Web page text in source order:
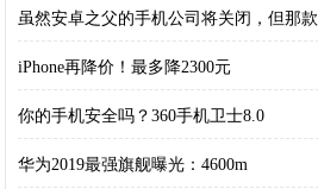
虽然安卓之父的手机公司将关闭，但那款
iPhone再降价！最多降2300元
你的手机安全吗？360手机卫士8.0
华为2019最强旗舰曝光：4600m